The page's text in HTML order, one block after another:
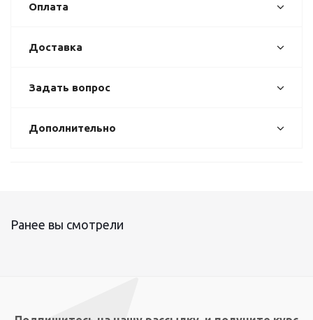
Оплата
Доставка
Задать вопрос
Дополнительно
Ранее вы смотрели